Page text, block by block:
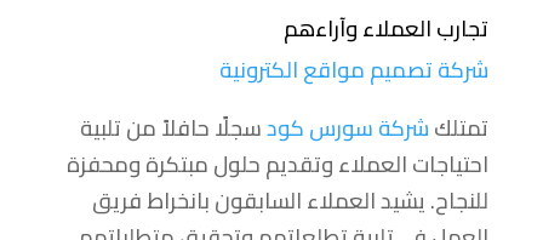
تجارب العملاء وآراءهم
شركة تصميم مواقع الكترونية
تمتلكشركة سورس كودسجلًا حافلاً من تلبية
احتياجات العملاء وتقديم حلول مبتكرة ومحفزة
للنجاح. يشيد العملاء السابقون بانخراط فريق